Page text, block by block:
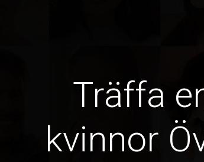
Träffa
kvinnor